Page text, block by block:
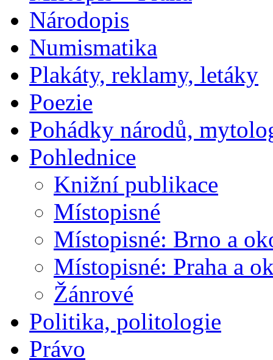
Národopis
Numismatika
Plakáty, reklamy, letáky
Poezie
Pohádky národů,
Pohlednice
Knižní publikace
Místopisné
Místopisné: Brno a
Místopisné: Praha a
Žánrové
Politika, politologie
Právo